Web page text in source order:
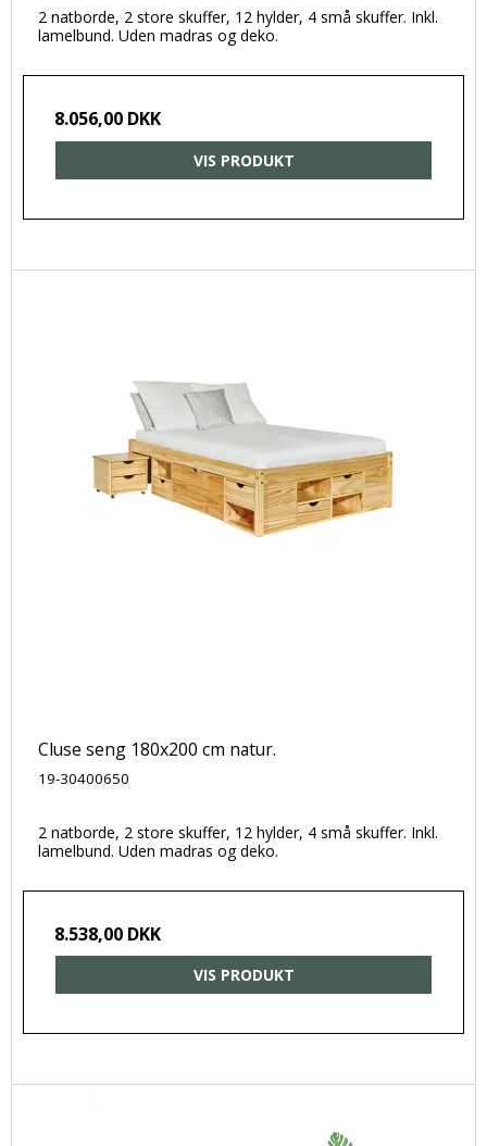
2 natborde, 2 store skuffer, 12 hylder, 4 små skuffer. Inkl.
lamelbund. Uden madras og deko.
8.056,00 DKK
VIS PRODUKT
Cluse seng 180x200 cm natur.
19-30400650
2 natborde, 2 store skuffer, 12 hylder, 4 små skuffer. Inkl.
lamelbund. Uden madras og deko.
8.538,00 DKK
VIS PRODUKT